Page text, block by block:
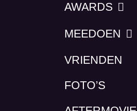
AWARDS
MEEDOEN
VRIENDEN
FOTO’S